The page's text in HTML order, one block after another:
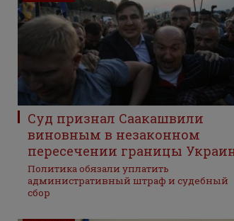
Суд признал Саакашвили
виновным в незаконном
пересечении границы
Политика обязали уплатить
административный штраф и судебный
сбор